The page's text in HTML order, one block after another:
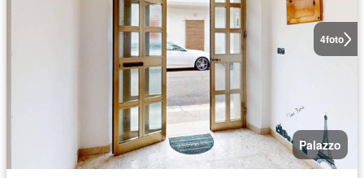
4foto
Palazzo